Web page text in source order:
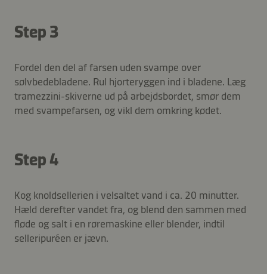
Step 3
Fordel den del af farsen uden svampe over
sølvbedebladene. Rul hjorteryggen ind i bladene. Læg
tramezzini-skiverne ud på arbejdsbordet, smør dem
med svampefarsen, og vikl dem omkring kødet.
Step 4
Kog knoldsellerien i velsaltet vand i ca. 20 minutter.
Hæld derefter vandet fra, og blend den sammen med
fløde og salt i en røremaskine eller blender, indtil
selleripuréen er jævn.